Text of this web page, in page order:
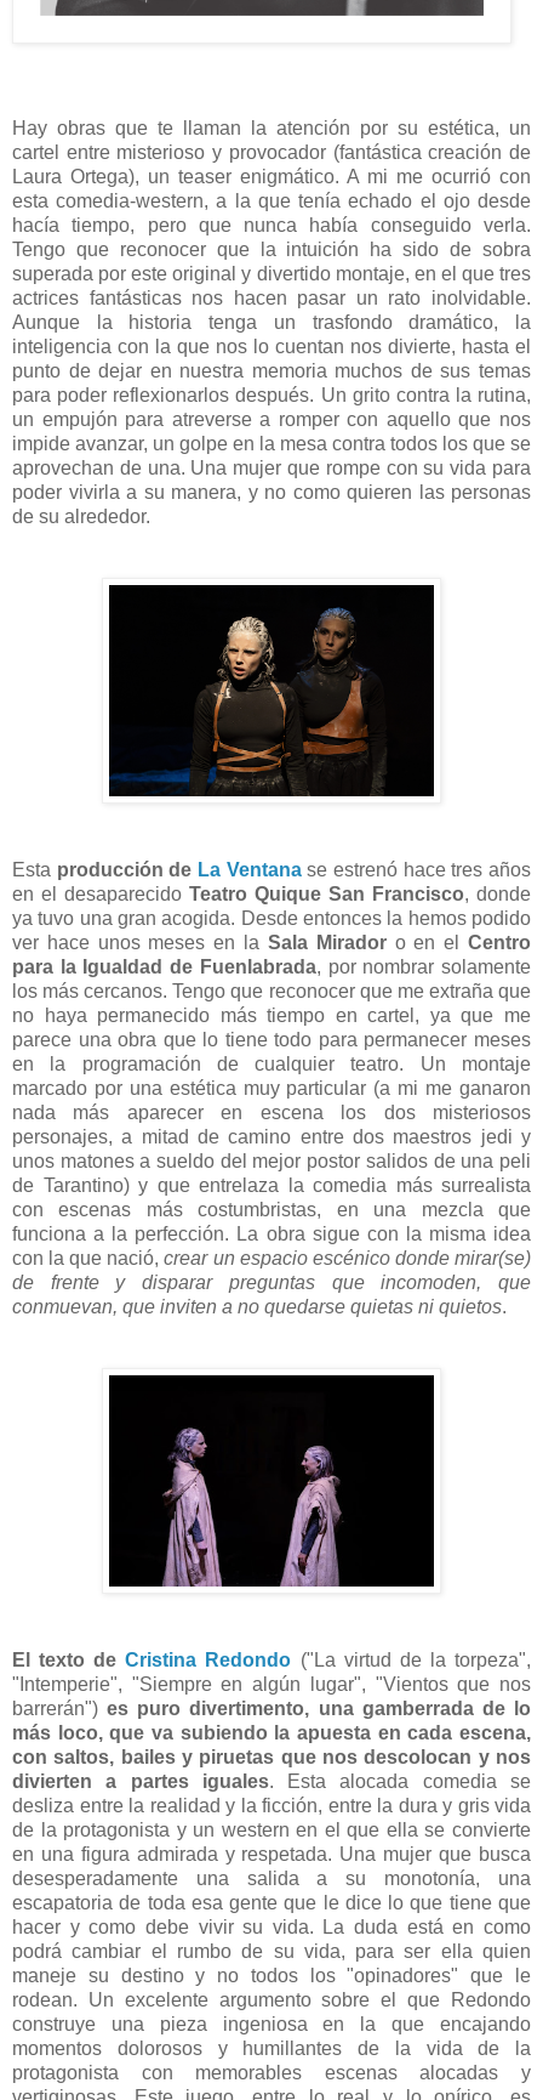
Hay obras que te llaman la atención por su estética, un
cartel entre misterioso y provocador (fantástica creación de
Laura Ortega), un teaser enigmático. A mi me ocurrió con
esta comedia-western, a la que tenía echado el ojo desde
hacía tiempo, pero que nunca había conseguido verla.
Tengo que reconocer que la intuición ha sido de sobra
superada por este original y divertido montaje, en el que tres
actrices fantásticas nos hacen pasar un rato inolvidable.
Aunque la historia tenga un trasfondo dramático, la
inteligencia con la que nos lo cuentan nos divierte, hasta el
punto de dejar en nuestra memoria muchos de sus temas
para poder reflexionarlos después. Un grito contra la rutina,
un empujón para atreverse a romper con aquello que nos
impide avanzar, un golpe en la mesa contra todos los que se
aprovechan de una. Una mujer que rompe con su vida para
poder vivirla a su manera, y no como quieren las personas
de su alrededor.
Esta producción de La Ventanase estrenó hace tres años
en el desaparecido Teatro Quique San Francisco, donde
ya tuvo una gran acogida. Desde entonces la hemos podido
ver hace unos meses en la Sala Miradoro en elCentro
para la Igualdad de Fuenlabrada, por nombrar solamente
los más cercanos. Tengo que reconocer que me extraña que
no haya permanecido más tiempo en cartel, ya que me
parece una obra que lo tiene todo para permanecer meses
en la programación de cualquier teatro. Un montaje
marcado por una estética muy particular (a mi me ganaron
nada más aparecer en escena los dos misteriosos
personajes, a mitad de camino entre dos maestros jedi y
unos matones a sueldo del mejor postor salidos de una peli
de Tarantino) y que entrelaza la comedia más surrealista
con escenas más costumbristas, en una mezcla que
funciona a la perfección. La obra sigue con la misma idea
con la que nació,crear un espacio escénico donde mirar(se)
de frente y disparar preguntas que incomoden, que
conmuevan, que inviten a no quedarse quietas ni quietos.
El texto deCristina Redondo ("La virtud de la torpeza",
"Intemperie", "Siempre en algún lugar", "Vientos que nos
barrerán") es puro divertimento, una gamberrada de lo
más loco, que va subiendo la apuesta en cada escena,
con saltos, bailes y piruetas que nos descolocan y nos
divierten a partes iguales. Esta alocada comedia se
desliza entre la realidad y la ficción, entre la dura y gris vida
de la protagonista y un western en el que ella se convierte
en una figura admirada y respetada. Una mujer que busca
desesperadamente una salida a su monotonía, una
escapatoria de toda esa gente que le dice lo que tiene que
hacer y como debe vivir su vida. La duda está en como
podrá cambiar el rumbo de su vida, para ser ella quien
maneje su destino y no todos los "opinadores" que le
rodean. Un excelente argumento sobre el que Redondo
construye una pieza ingeniosa en la que encajando
momentos dolorosos y humillantes de la vida de la
protagonista con memorables escenas alocadas y